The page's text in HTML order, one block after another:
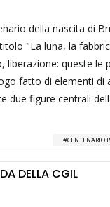
della nascita di
"La luna, la
queste le
fatto di elementi di
due figure centrali
CENTENARIO
DELLA CGIL